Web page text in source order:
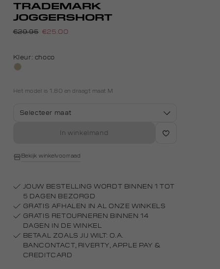
TRADEMARK
JOGGERSHORT
€29.95 €25.00
Kleur: choco
lichtzand
Het model is 1.80 en draagt maat M
Selecteer maat
In winkelmand
Bekijk winkelvoorraad
JOUW BESTELLING WORDT BINNEN 1 TOT
5 DAGEN BEZORGD
GRATIS AFHALEN IN AL ONZE WINKELS
GRATIS RETOURNEREN BINNEN 14
DAGEN IN DE WINKEL
BETAAL ZOALS JIJ WILT: O.A.
BANCONTACT, RIVERTY, APPLE PAY &
CREDITCARD